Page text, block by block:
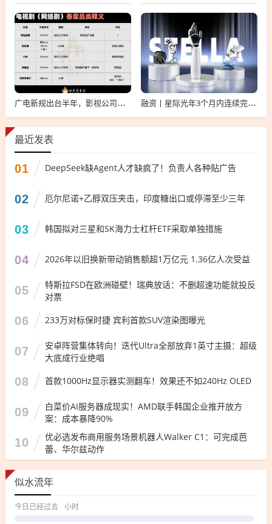
广电新规出台半年，影视公司看懂这套“IP宇宙说明书”了吗？ 融资丨星际光年3个月内连续完成2轮融资，累计融资亿元
最近发表
01 DeepSeek缺Agent人才缺疯了！负责人各种贴广告
02 厄尔尼诺+乙醇双压夹击，印度糖出口或停滞至少三年
03 韩国拟对三星和SK海力士杠杆ETF采取单独措施
04 2026年以旧换新带动销售额超1万亿元 1.36亿人次受益
05
特斯拉FSD在欧洲碰壁！瑞典放话：不删超速功能就投反
对票
06 233万对标保时捷 宾利首款SUV渲染图曝光
07
安卓阵营集体转向！迭代Ultra全部放弃1英寸主摄：超级
大底成行业绝唱
08 首款1000Hz显示器实测翻车！效果还不如240Hz OLED
09
白菜价AI服务器成现实！AMD联手韩国企业推开放方
案：成本暴降90%
10
优必选发布商用服务场景机器人Walker C1：可完成芭
蕾、华尔兹动作
似水流年
今日已经过去 小时